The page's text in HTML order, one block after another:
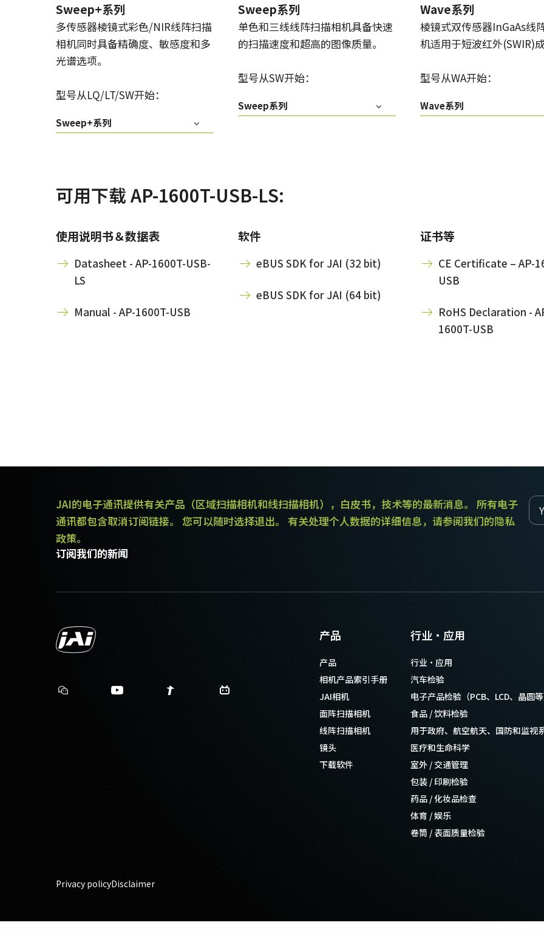
Sweep+系列
多传感器棱镜式彩色/NIR线阵扫描
相机同时具备精确度、敏感度和多
光谱选项。
型号从LQ/LT/SW开始：
Sweep+系列
Sweep系列
单色和三线线阵扫描相机具备快速
的扫描速度和超高的图像质量。
型号从SW开始：
Sweep系列
Wave系列
棱镜式双传感器InGaAs线
机适用于短波红外(SWIR)成
型号从WA开始：
Wave系列
可用下载 AP-1600T-USB-LS:
使用说明书＆数据表
Datasheet - AP-1600T-USB-
LS
Manual - AP-1600T-USB
软件
eBUS SDK for JAI (32 bit)
eBUS SDK for JAI (64 bit)
证书等
CE Certificate – AP-
USB
RoHS Declaration -
1600T-USB
JAI的电子通讯提供有关产品（区域扫描相机和线扫描相机），白皮书，技术等的最新消息。 所有电子
通讯都包含取消订阅链接。 您可以随时选择退出。 有关处理个人数据的详细信息，请参阅我们的隐私
政策。
订阅我们的新闻
产品
产品
相机产品索引手册
JAI相机
面阵扫描相机
线阵扫描相机
镜头
下载软件
行业·应用
行业·应用
汽车检验
电子产品检验（PCB、LCD、晶圆等
食品 / 饮料检验
用于政府、航空航天、国防和监视
医疗和生命科学
室外 / 交通管理
包装 / 印刷检验
药品 / 化妆品检查
体育 / 娱乐
卷筒 / 表面质量检验
Privacy policyDisclaimer